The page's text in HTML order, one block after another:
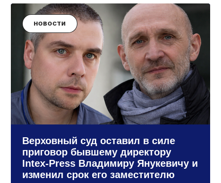
НОВОСТИ
Верховный суд оставил в силе
приговор бывшему директору
Intex-Press Владимиру Янукевичу и
изменил срок его заместителю